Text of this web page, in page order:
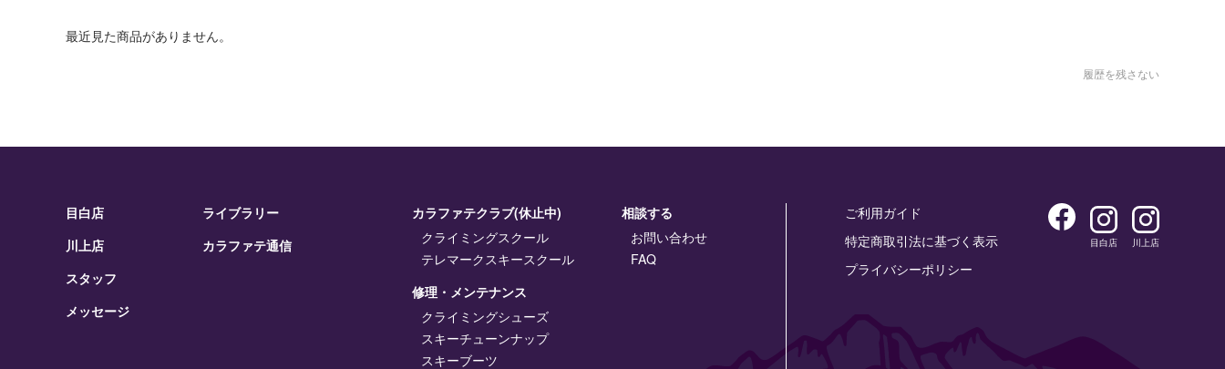
最近見た商品がありません。
履歴を残さない
目白店
川上店
スタッフ
メッセージ
ライブラリー
カラファテ通信
カラファテクラブ(休止中)
クライミングスクール
テレマークスキースクール
修理・メンテナンス
クライミングシューズ
スキーチューンナップ
スキーブーツ
相談する
お問い合わせ
FAQ
ご利用ガイド
特定商取引法に基づく表示
プライバシーポリシー
目白店 川上店